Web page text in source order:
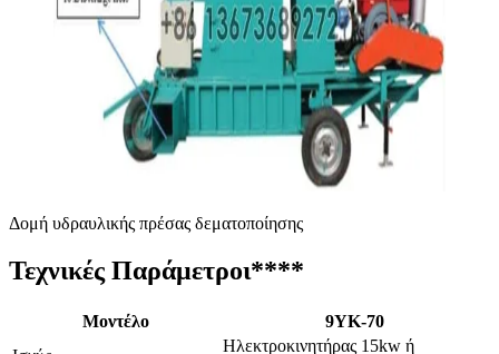
Δομή υδραυλικής πρέσας δεματοποίησης
Τεχνικές Παράμετροι****
Μοντέλο
9YK-70
Ηλεκτροκινητήρας 15kw ή